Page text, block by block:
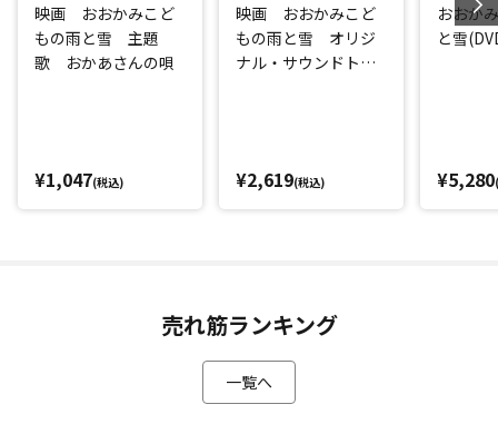
映画 おおかみこど
もの雨と雪 主題
歌 おかあさんの唄
¥1,047(税込)
映画 おおかみこど
もの雨と雪 オリジ
ナル・サウンドトラ
¥2,619(税込)
おおか
と雪
¥5,280
売れ筋ランキング
一覧へ